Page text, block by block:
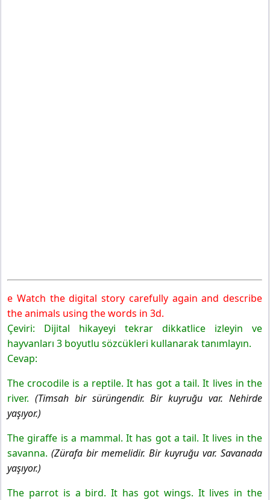
e Watch the digital story carefully again and describe
the animals using the words in 3d.
Çeviri: Dijital hikayeyi tekrar dikkatlice izleyin ve
hayvanları 3 boyutlu sözcükleri kullanarak tanımlayın.
Cevap:
The crocodile is a reptile. It has got a tail. It lives in the
river. (Timsah bir sürüngendir. Bir kuyruğu var. Nehirde
yaşıyor.)
The giraffe is a mammal. It has got a tail. It lives in the
savanna. (Zürafa bir memelidir. Bir kuyruğu var. Savanada
yaşıyor.)
The parrot is a bird. It has got wings. It lives in the